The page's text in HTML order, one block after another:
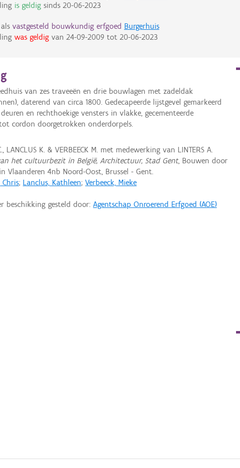
is geldigsinds 20-06-2023
vastgesteld bouwkundig erfgoed Burgerhuis
was geldigvan 24-09-2009 tot 20-06-2023
van zes traveeën en drie bouwlagen met zadeldak
daterend van circa 1800. Gedecapeerde lijstgevel gemarkeerd
en rechthoekige vensters in vlakke, gecementeerde
cordon doorgetrokken onderdorpels.
LANCLUS K. & VERBEECK M. met medewerking van LINTERS A.
het cultuurbezit in België, Architectuur, Stad Gent, Bouwen door
Vlaanderen 4nb Noord-Oost, Brussel - Gent.
Chris; Lanclus, Kathleen;Verbeeck, Mieke
beschikking gesteld door:Agentschap Onroerend Erfgoed (AOE)